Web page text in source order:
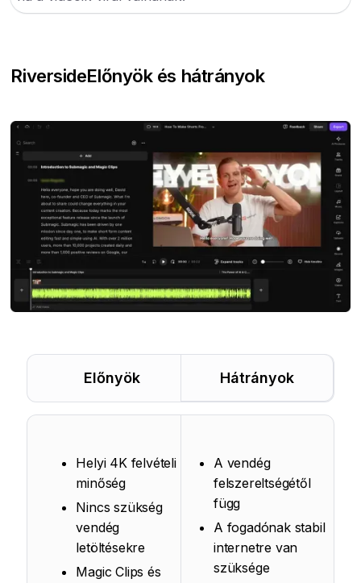
RiversideElőnyök és hátrányok
Előnyök Hátrányok
Helyi 4K felvételi
minőség
Nincs szükség
vendég
letöltésekre
Magic Clips és
A vendég
felszereltségétől
függ
A fogadónak stabil
internetre van
szüksége